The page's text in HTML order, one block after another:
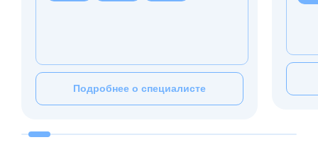
Подробнее о специалисте